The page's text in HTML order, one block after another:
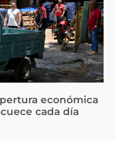
económica
cada día